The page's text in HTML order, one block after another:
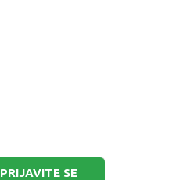
PRIJAVITE SE